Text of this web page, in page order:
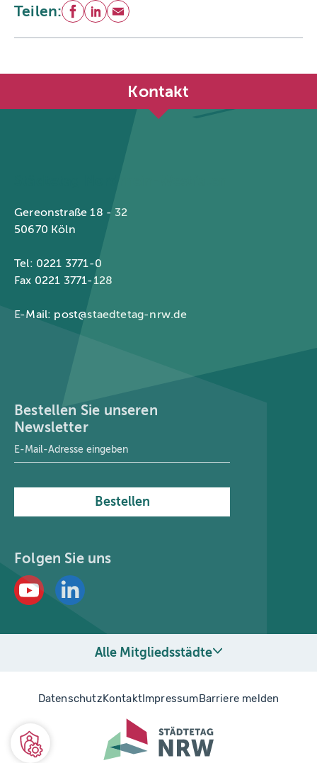
Teilen: Facebook
LinkedIn
E-Mail
Kontakt
Gereonstraße 18 - 32
50670 Köln
Tel: 0221 3771-0
Fax 0221 3771-128
E-Mail: post@staedtetag-nrw.de
Bestellen Sie unseren
Newsletter
E-Mail-Adresse
Bestellen
Folgen Sie uns
Alle Mitgliedsstädte
DatenschutzKontaktImpressumBarriere melden